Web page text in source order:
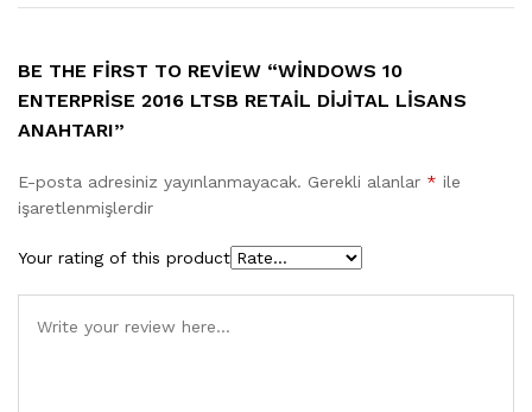
BE THE FIRST TO REVIEW “WINDOWS 10
ENTERPRISE 2016 LTSB RETAIL DIJITAL LISANS
ANAHTARI”
E-posta adresiniz yayınlanmayacak. Gerekli alanlar * ile
işaretlenmişlerdir
Your rating of this product